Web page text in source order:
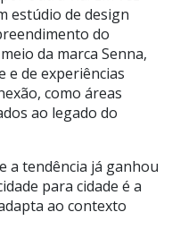
estúdio de design
do
da marca Senna,
e de experiências
como áreas
ao legado do
a tendência já ganhou
para cidade é a
ao contexto